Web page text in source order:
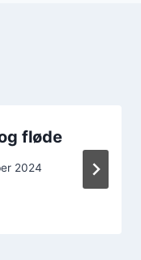
fløde
2024